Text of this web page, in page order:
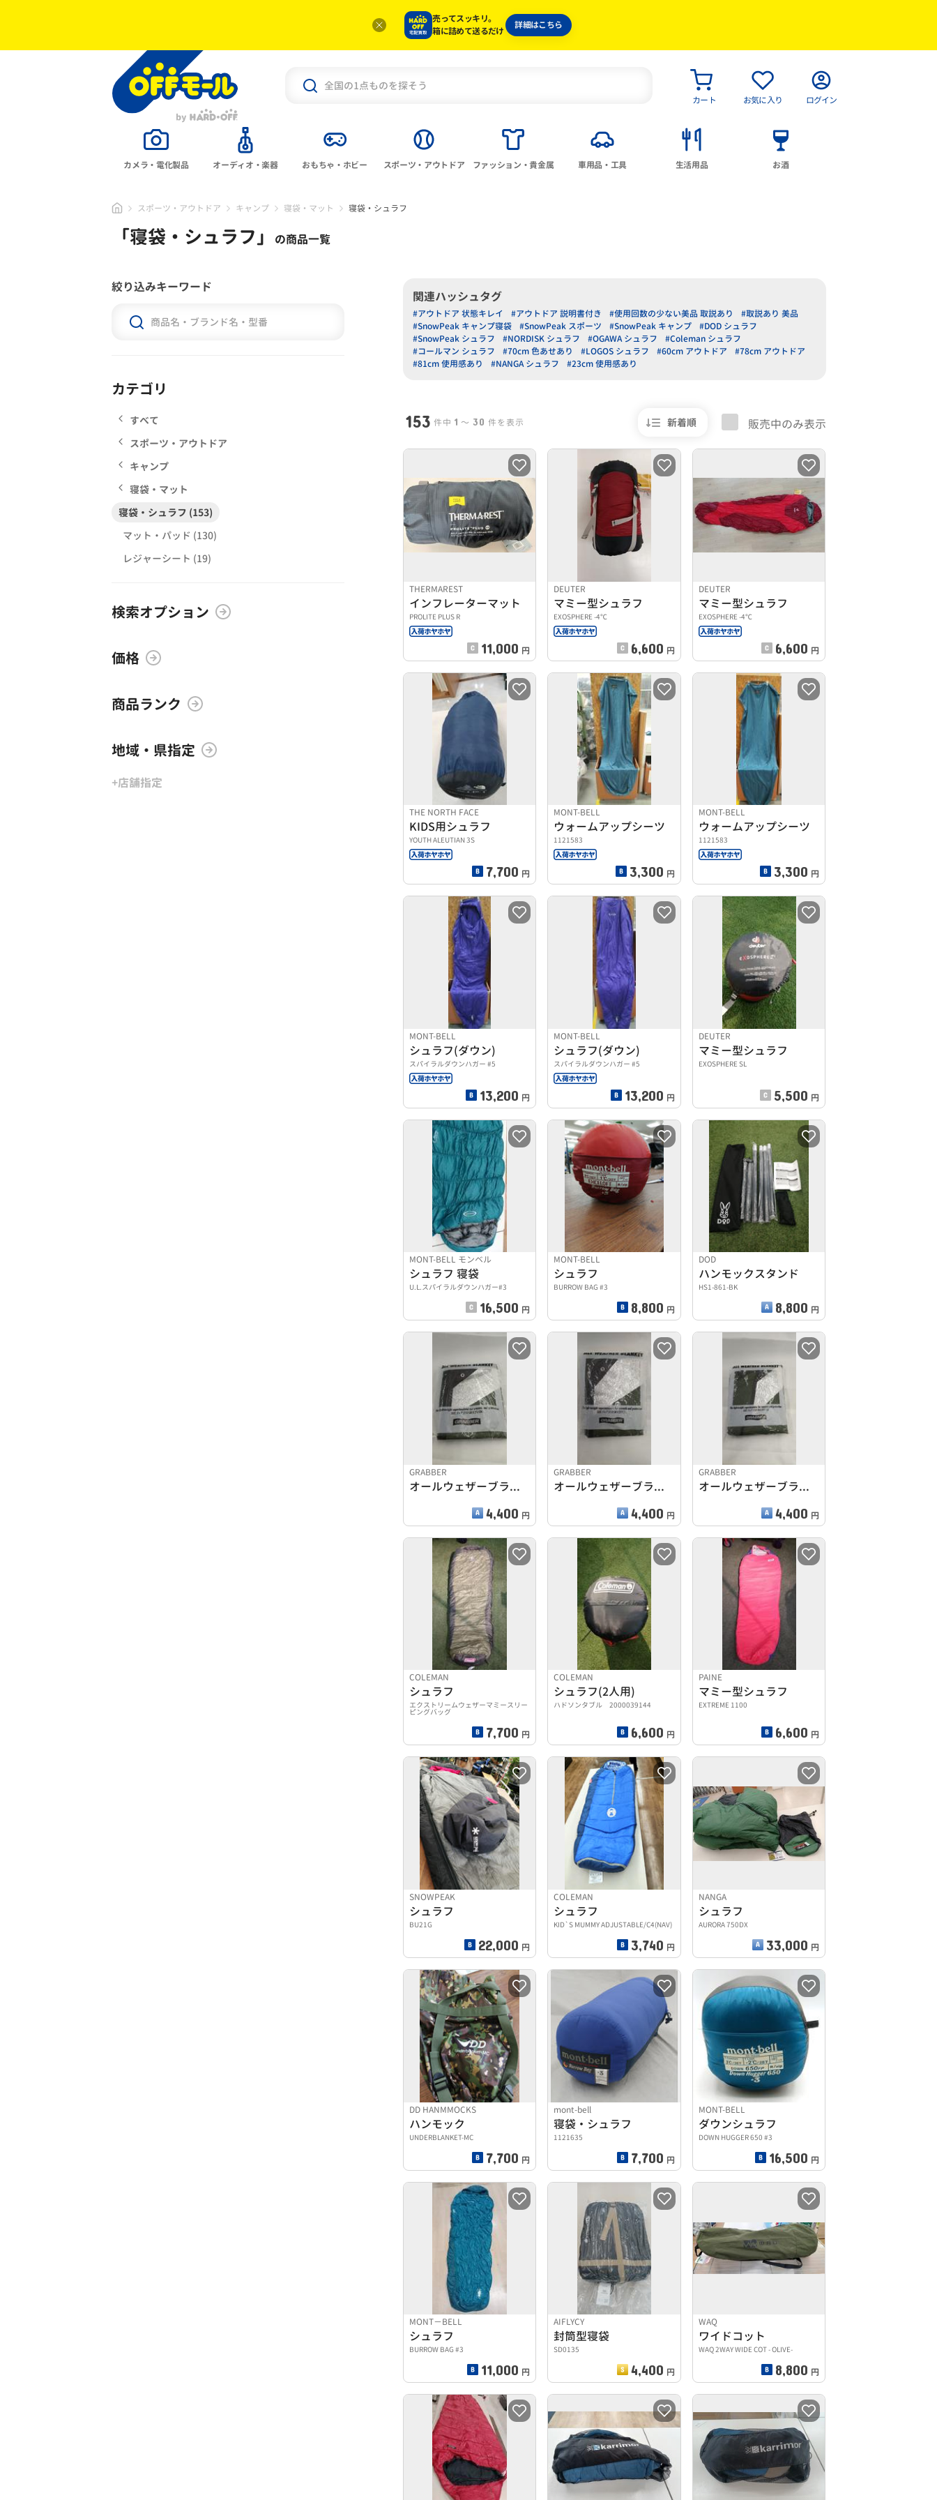
売ってスッキリ。
箱に詰めて送るだけ
詳細はこちら
カート お気に入り ログイン
カメラ・電化製品 オーディオ・楽器 おもちゃ・ホビー スポーツ・アウトドア ファッション・貴金属 車用品・工具 生活用品 お酒
スポーツ・アウトドア キャンプ 寝袋・マット 寝袋・シュラフ
「寝袋・シュラフ」 の商品一覧
絞り込みキーワード
カテゴリ
すべて
スポーツ・アウトドア
キャンプ
寝袋・マット
寝袋・シュラフ (153)
マット・パッド (130)
レジャーシート (19)
検索オプション
価格
商品ランク
地域・県指定
+店舗指定
関連ハッシュタグ
#アウトドア 状態キレイ #アウトドア 説明書付き #使用回数の少ない美品 取説あり
#取説あり 美品
#SnowPeak キャンプ寝袋
#SnowPeak スポーツ #SnowPeak キャンプ
#DOD シュラフ
#SnowPeak シュラフ
#NORDISK シュラフ #OGAWA シュラフ
#Coleman シュラフ
#コールマン シュラフ
#70cm 色あせあり #LOGOS シュラフ #60cm アウトドア
#78cm アウトドア
#81cm 使用感あり
#NANGA シュラフ #23cm 使用感あり
153 件中 1 〜 30 件を表示 新着順 販売中のみ表示
THERMAREST
インフレーターマット
PROLITE PLUS R
11,000 円
DEUTER
マミー型シュラフ
EXOSPHERE -4℃
6,600 円
DEUTER
マミー型シュラフ
EXOSPHERE -4℃
6,600 円
THE NORTH FACE
KIDS用シュラフ
YOUTH ALEUTIAN 3S
7,700 円
MONT-BELL
ウォームアップシーツ
1121583
3,300 円
MONT-BELL
ウォームアップシーツ
1121583
3,300 円
MONT-BELL
シュラフ(ダウン)
スパイラルダウンハガー #5
13,200 円
MONT-BELL
シュラフ(ダウン)
スパイラルダウンハガー #5
13,200 円
DEUTER
マミー型シュラフ
EXOSPHERE SL
5,500 円
MONT-BELL モンベル
シュラフ 寝袋
U.L.スパイラルダウンハガー#3
16,500 円
MONT-BELL
シュラフ
BURROW BAG #3
8,800 円
DOD
ハンモックスタンド
HS1-861-BK
8,800 円
GRABBER
オールウェザーブランケット
4,400 円
GRABBER
オールウェザーブランケット
4,400 円
GRABBER
オールウェザーブランケット
4,400 円
COLEMAN
シュラフ
エクストリームウェザーマミースリー
ピングバッグ
7,700 円
COLEMAN
シュラフ(2人用)
ハドソンタブル 2000039144
6,600 円
PAINE
マミー型シュラフ
EXTREME 1100
6,600 円
SNOWPEAK
シュラフ
BU21G
22,000 円
COLEMAN
シュラフ
KID`S MUMMY ADJUSTABLE/C4(NAV)
3,740 円
NANGA
シュラフ
AURORA 750DX
33,000 円
DD HANMMOCKS
ハンモック
UNDERBLANKET-MC
7,700 円
mont-bell
寝袋・シュラフ
1121635
7,700 円
MONT-BELL
ダウンシュラフ
DOWN HUGGER 650 #3
16,500 円
MONT−BELL
シュラフ
BURROW BAG #3
11,000 円
AIFLYCY
封筒型寝袋
SD0135
4,400 円
WAQ
ワイドコット
WAQ 2WAY WIDE COT - OLIVE-
8,800 円